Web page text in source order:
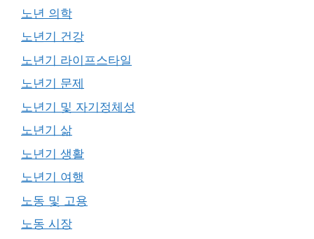
노년 의학
노년기 건강
노년기 라이프스타일
노년기 문제
노년기 및 자기정체성
노년기 삶
노년기 생활
노년기 여행
노동 및 고용
노동 시장